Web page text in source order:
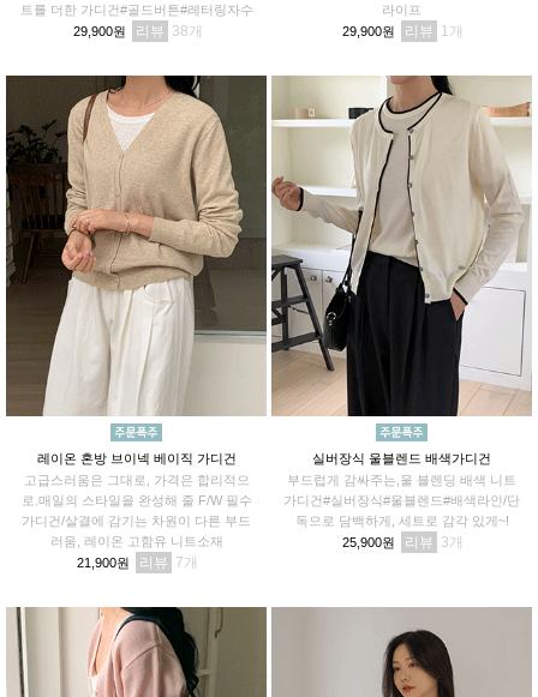
트를 더한 가디건#골드버튼#레터링자수
29,900원
리뷰 38
라이프
29,900원
리뷰 1
레이온 혼방 브이넥 베이직 가디건
고급스러움은 그대로, 가격은 합리적으
로.매일의 스타일을 완성해 줄 F/W 필수
가디건/살결에 감기는 차원이 다른 부드
러움, 레이온 고함유 니트소재
21,900원
리뷰 7
실버장식 울블렌드 배색가디건
부드럽게 감싸주는,울 블렌딩 배색 니트
가디건#실버장식#울블렌드#배색라인/단
독으로 담백하게, 세트로 감각 있게~!
25,900원
리뷰 3